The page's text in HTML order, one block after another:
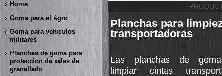
Planchas para
transportadoras
Las planchas de
limpiar cintas
Home
Goma para el Agro
Goma para vehiculos
militares
Planchas de goma para
proteccion de salas de
granallado